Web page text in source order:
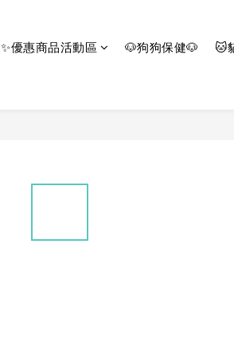
✨優惠商品活動區 🐶狗狗保健🐶 🐱